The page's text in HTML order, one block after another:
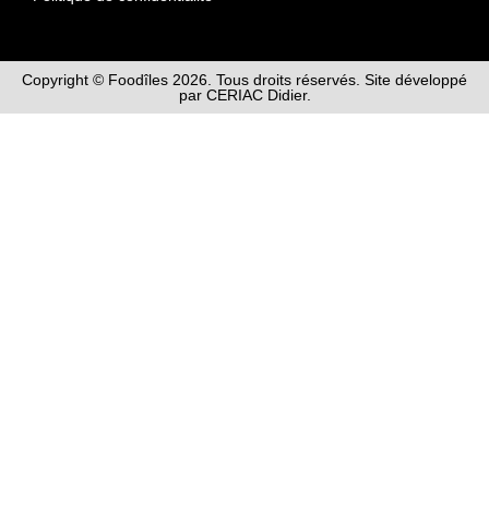
Copyright © Foodîles 2026. Tous droits réservés. Site développé
par CERIAC Didier.